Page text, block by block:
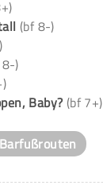
(bf 8-)
)
Baby? (bf 7+)